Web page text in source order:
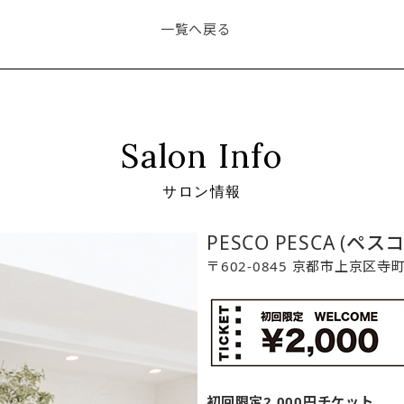
一覧へ戻る
Salon Info
サロン情報
PESCO PESCA (ペス
〒602-0845 京都市上京区寺